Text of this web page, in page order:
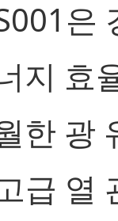
은
지 효
한 광
급 열